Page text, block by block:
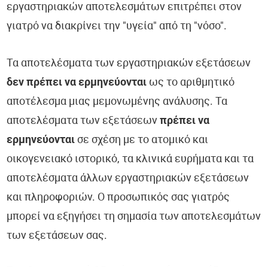
εργαστηριακών αποτελεσμάτων επιτρέπει στον
γιατρό να διακρίνει την "υγεία" από τη "νόσο".
Τα αποτελέσματα των εργαστηριακών εξετάσεων
δεν πρέπει να ερμηνεύονται ως το αριθμητικό
αποτέλεσμα μιας μεμονωμένης ανάλυσης. Τα
αποτελέσματα των εξετάσεωνπρέπει να
ερμηνεύονταισε σχέση με το ατομικό και
οικογενειακό ιστορικό, τα κλινικά ευρήματα και τα
αποτελέσματα άλλων εργαστηριακών εξετάσεων
και πληροφοριών. Ο προσωπικός σας γιατρός
μπορεί να εξηγήσει τη σημασία των αποτελεσμάτων
των εξετάσεων σας.